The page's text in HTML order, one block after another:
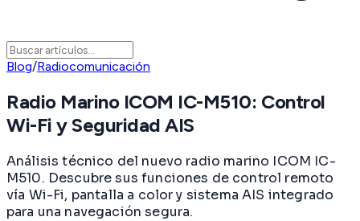
Blog/Radiocomunicación
Radio Marino ICOM IC-M510: Control
Wi-Fi y Seguridad AIS
Análisis técnico del nuevo radio marino ICOM IC-
M510. Descubre sus funciones de control remoto
vía Wi-Fi, pantalla a color y sistema AIS integrado
para una navegación segura.